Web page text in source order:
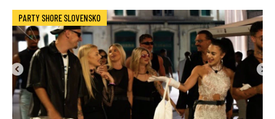
PARTY SHORE SLOVENSKO